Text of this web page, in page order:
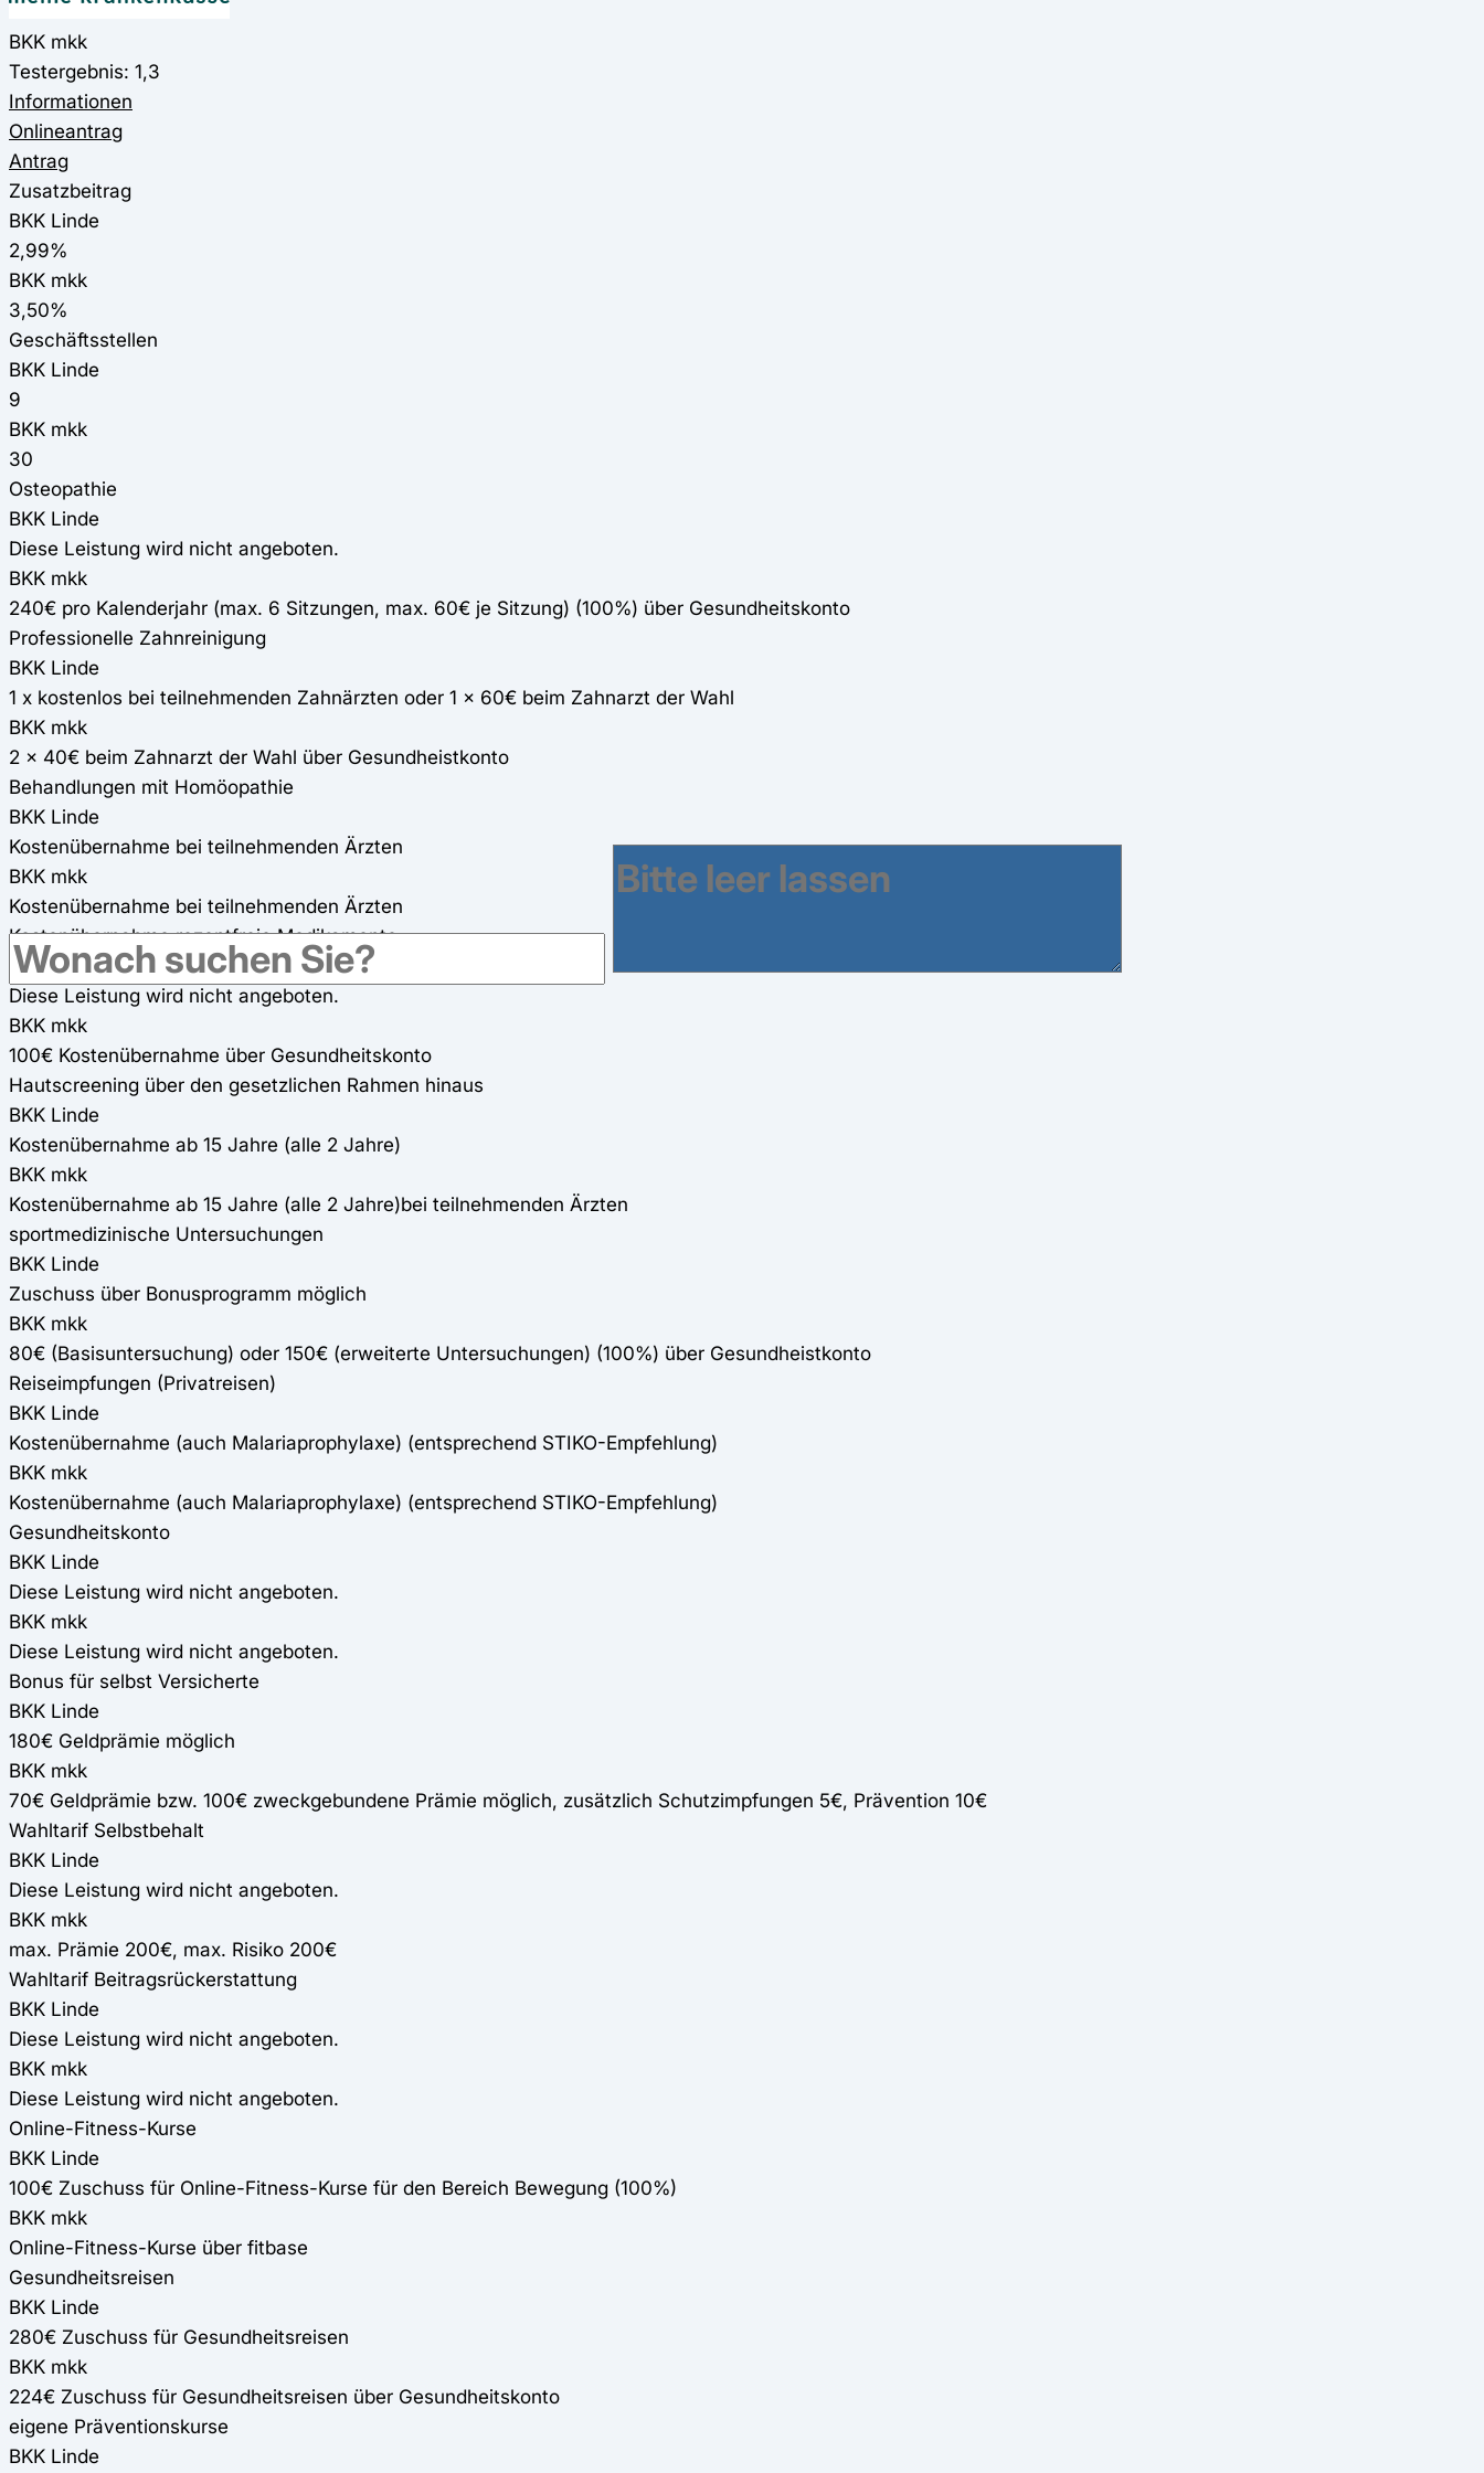
BKK mkk
Testergebnis: 1,3
Informationen
Onlineantrag
Antrag
Zusatzbeitrag
BKK Linde
2,99%
BKK mkk
3,50%
Geschäftsstellen
BKK Linde
9
BKK mkk
30
Osteopathie
BKK Linde
Diese Leistung wird nicht angeboten.
BKK mkk
240€ pro Kalenderjahr (max. 6 Sitzungen, max. 60€ je Sitzung) (100%) über Gesundheitskonto
Professionelle Zahnreinigung
BKK Linde
1 x kostenlos bei teilnehmenden Zahnärzten oder 1 x 60€ beim Zahnarzt der Wahl
BKK mkk
2 x 40€ beim Zahnarzt der Wahl über Gesundheistkonto
Behandlungen mit Homöopathie
BKK Linde
Kostenübernahme bei teilnehmenden Ärzten
BKK mkk
Kostenübernahme bei teilnehmenden Ärzten
Kostenübernahme rezeptfreie Medikamente
BKK Linde
Diese Leistung wird nicht angeboten.
BKK mkk
100€ Kostenübernahme über Gesundheitskonto
Hautscreening über den gesetzlichen Rahmen hinaus
BKK Linde
Kostenübernahme ab 15 Jahre (alle 2 Jahre)
BKK mkk
Kostenübernahme ab 15 Jahre (alle 2 Jahre)bei teilnehmenden Ärzten
sportmedizinische Untersuchungen
BKK Linde
Zuschuss über Bonusprogramm möglich
BKK mkk
80€ (Basisuntersuchung) oder 150€ (erweiterte Untersuchungen) (100%) über Gesundheistkonto
Reiseimpfungen (Privatreisen)
BKK Linde
Kostenübernahme (auch Malariaprophylaxe) (entsprechend STIKO-Empfehlung)
BKK mkk
Kostenübernahme (auch Malariaprophylaxe) (entsprechend STIKO-Empfehlung)
Gesundheitskonto
BKK Linde
Diese Leistung wird nicht angeboten.
BKK mkk
Diese Leistung wird nicht angeboten.
Bonus für selbst Versicherte
BKK Linde
180€ Geldprämie möglich
BKK mkk
70€ Geldprämie bzw. 100€ zweckgebundene Prämie möglich, zusätzlich Schutzimpfungen 5€, Prävention 10€
Wahltarif Selbstbehalt
BKK Linde
Diese Leistung wird nicht angeboten.
BKK mkk
max. Prämie 200€, max. Risiko 200€
Wahltarif Beitragsrückerstattung
BKK Linde
Diese Leistung wird nicht angeboten.
BKK mkk
Diese Leistung wird nicht angeboten.
Online-Fitness-Kurse
BKK Linde
100€ Zuschuss für Online-Fitness-Kurse für den Bereich Bewegung (100%)
BKK mkk
Online-Fitness-Kurse über fitbase
Gesundheitsreisen
BKK Linde
280€ Zuschuss für Gesundheitsreisen
BKK mkk
224€ Zuschuss für Gesundheitsreisen über Gesundheitskonto
eigene Präventionskurse
BKK Linde